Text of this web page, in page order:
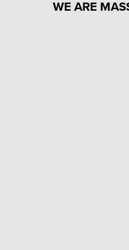
WE ARE